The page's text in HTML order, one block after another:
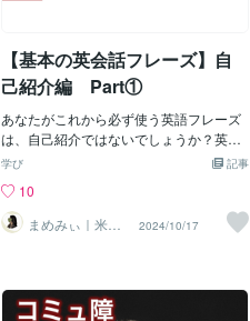
【基本の英会話フレーズ】自
己紹介編 Part①
あなたがこれから必ず使う英語フレーズ
は、自己紹介ではないでしょうか？英会
話スクールでも、自己紹介は序盤で習い
ようになりたい、自己紹介に使える英会
話フレーズをご紹介します！自己紹介フ
レーズはたくさんあるので、まずは【Par
己紹介英語を作成してみましょう♪基本
記事
学び
10
まめみぃ｜米在
住歴12年の英語
2024/10/17